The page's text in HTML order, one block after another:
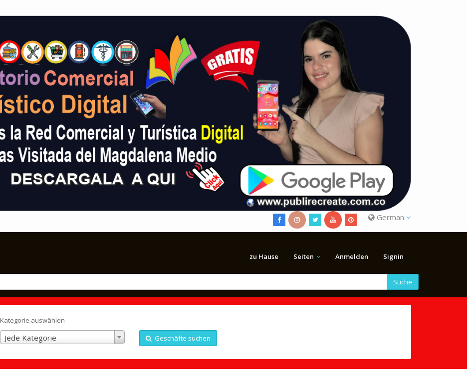
German
zu Hause Seiten Anmelden Signin
Suche
Kategorie auswählen
Jede Kategorie Geschäfte suchen